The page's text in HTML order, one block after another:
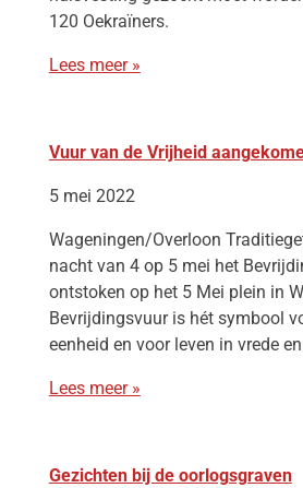
120 Oekraïners.
Lees meer »
Vuur van de Vrijheid
5 mei 2022
Wageningen/Overloon
nacht van 4 op 5 mei het
ontstoken op het 5 Mei plein in
Bevrijdingsvuur is hét symbool
eenheid en voor leven in vrede
Lees meer »
Gezichten bij de oorlogsgraven